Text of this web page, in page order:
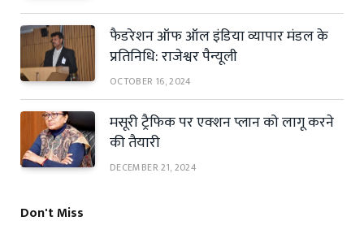
फैडरेशन ऑफ ऑल इंडिया व्यापार मंडल के
प्रतिनिधि: राजेश्वर पैन्यूली
OCTOBER 16, 2024
मसूरी ट्रैफिक पर एक्शन प्लान को लागू करने
की तैयारी
DECEMBER 21, 2024
Don't Miss